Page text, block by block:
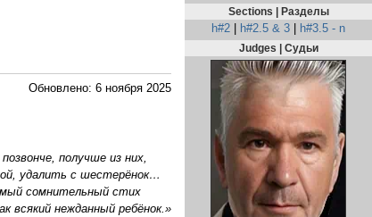
Обновлено: 6 ноября 2025
получше из них,
удалить с шестерёнок…
сомнительный стих
всякий нежданный ребёнок.»
Sections | Разделы
h#2 h#2.5 & 3 h#3.5 - n
Judges | Судьи